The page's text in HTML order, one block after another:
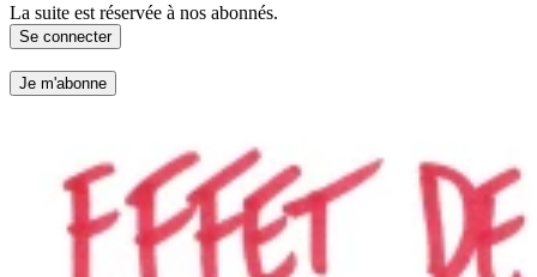
La suite est réservée à nos abonnés.
Se connecter
Je m'abonne